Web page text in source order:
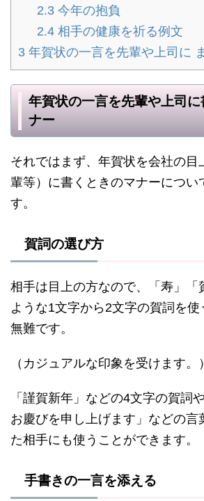
2.3 今年の抱負
2.4 相手の健康を祈る例文
3 年賀状の一言を先輩や上司に
年賀状の一言を先輩や上司
ナー
それではまず、年賀状を会社の目
輩等）に書くときのマナーについ
す。
賀詞の選び方
相手は目上の方なので、「寿」「
ような1文字から2文字の賀詞を
無難です。
（カジュアルな印象を受けます。）
「謹賀新年」などの4文字の賀詞
お慶びを申し上げます」などの言
た相手にも使うことができます。
手書きの一言を添える